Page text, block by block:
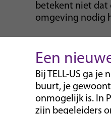
betekent niet dat
omgeving nodig
Een
Bij TELL-US ga
buurt, je
onmogelijk is. In
zijn begeleiders